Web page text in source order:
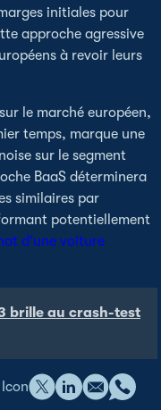
initiales pour
approche agressive
à revoir leurs
le marché européen,
temps, marque une
sur le segment
BaaS déterminera
similaires par
potentiellement
d’une voiture
brille au crash-test